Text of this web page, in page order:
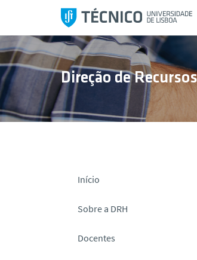
l
t
a
r
p
a
Direção de
Início
Sobre a DRH
Docentes